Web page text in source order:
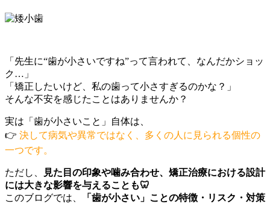
「先生に“歯が小さいですね”って言われて、なんだかショッ
ク…」
「矯正したいけど、私の歯って小さすぎるのかな？」
そんな不安を感じたことはありませんか？
実は「歯が小さいこと」自体は、
👉 決して病気や異常ではなく、多くの人に見られる個性の
一つです。
ただし、
見た目の印象や噛み合わせ、矯正治療における設計
には大きな影響を与えることも🦷
このブログでは、
「歯が小さい」ことの特徴・リスク・対策